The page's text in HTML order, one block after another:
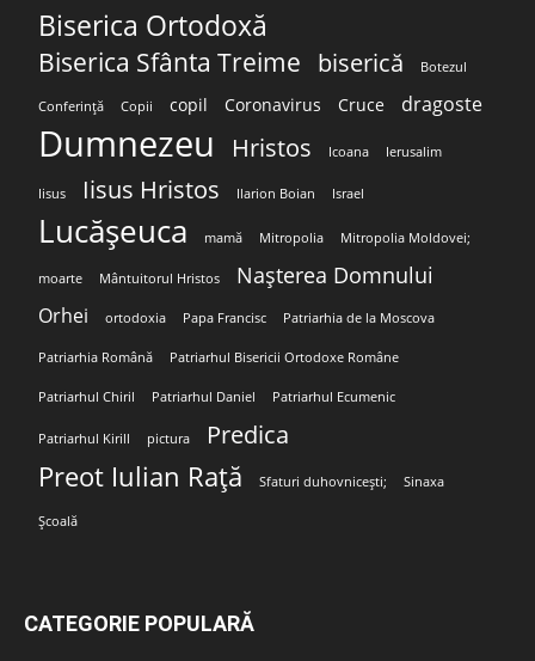
Biserica Ortodoxă
Biserica Sfânta Treime biserică Botezul
Conferință Copii copil Coronavirus Cruce dragoste
Dumnezeu Hristos Icoana Ierusalim
Iisus Iisus Hristos Ilarion Boian Israel
Lucășeuca mamă Mitropolia Mitropolia Moldovei;
moarte Mântuitorul Hristos Nașterea Domnului
Orhei ortodoxia Papa Francisc Patriarhia de la Moscova
Patriarhia Română Patriarhul Bisericii Ortodoxe Române
Patriarhul Chiril Patriarhul Daniel Patriarhul Ecumenic
Patriarhul Kirill pictura Predica
Preot Iulian Rață Sfaturi duhovnicești; Sinaxa
Școală
CATEGORIE POPULARĂ